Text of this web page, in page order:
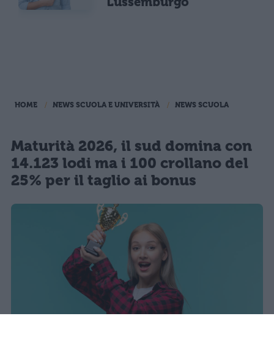
HOME NEWS SCUOLA E UNIVERSITÀ NEWS SCUOLA
Maturità 2026, il sud domina con
14.123 lodi ma i 100 crollano del
25% per il taglio ai bonus